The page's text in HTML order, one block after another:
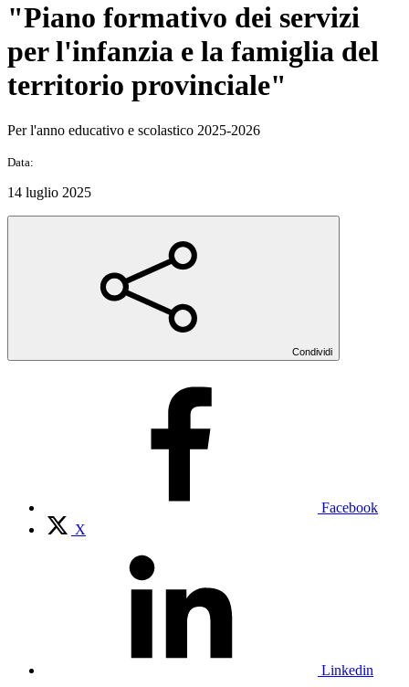
"Piano formativo dei servizi
per l'infanzia e la famiglia del
territorio provinciale"
Per l'anno educativo e scolastico 2025-2026
Data:
14 luglio 2025
Condividi
Facebook
X
Linkedin